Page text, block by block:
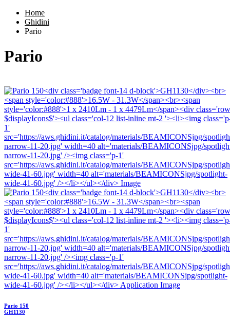
Home
Ghidini
Pario
Pario
Pario 150
GH1130